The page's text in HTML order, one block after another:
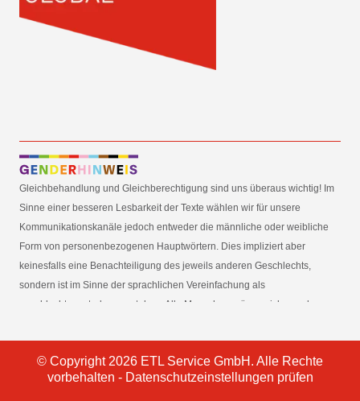
Gleichbehandlung und Gleichberechtigung sind uns überaus wichtig! Im
Sinne einer besseren Lesbarkeit der Texte wählen wir für unsere
Kommunikationskanäle jedoch entweder die männliche oder weibliche
Form von personenbezogenen Hauptwörtern. Dies impliziert aber
keinesfalls eine Benachteiligung des jeweils anderen Geschlechts,
sondern ist im Sinne der sprachlichen Vereinfachung als
geschlechtsneutral zu verstehen. Alle Menschen mögen sich von den
fühlen. Im Sinne der Gender Mainstreaming-Strategie der
Bundesregierung vertreten wir ausdrücklich eine Politik der
gleichstellungssensiblen Informationsvermittlung.
© Copyright 2026 ETL Service GmbH. Alle Rechte
vorbehalten - Datenschutzeinstellungen prüfen